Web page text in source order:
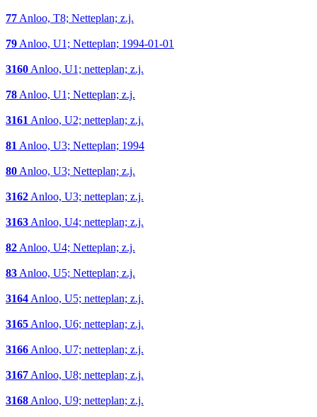
77Anloo, T8; Netteplan; z.j.
79Anloo, U1; Netteplan; 1994-01-01
3160Anloo, U1; netteplan; z.j.
78Anloo, U1; Netteplan; z.j.
3161Anloo, U2; netteplan; z.j.
81Anloo, U3; Netteplan; 1994
80Anloo, U3; Netteplan; z.j.
3162Anloo, U3; netteplan; z.j.
3163Anloo, U4; netteplan; z.j.
82Anloo, U4; Netteplan; z.j.
83Anloo, U5; Netteplan; z.j.
3164Anloo, U5; netteplan; z.j.
3165Anloo, U6; netteplan; z.j.
3166Anloo, U7; netteplan; z.j.
3167Anloo, U8; netteplan; z.j.
3168Anloo, U9; netteplan; z.j.